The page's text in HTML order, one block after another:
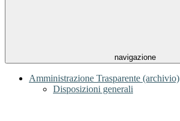
navigazione
Amministrazione Trasparente (archivio)
Disposizioni generali